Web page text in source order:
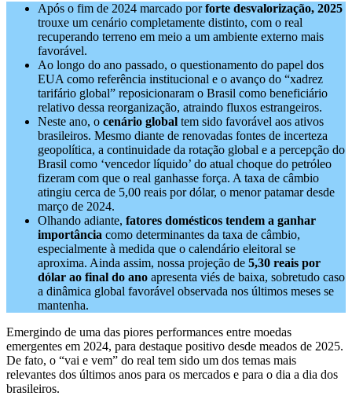
Após o fim de 2024 marcado porforte desvalorização, 2025
trouxe um cenário completamente distinto, com o real
recuperando terreno em meio a um ambiente externo mais
favorável.
Ao longo do ano passado, o questionamento do papel dos
EUA como referência institucional e o avanço do “xadrez
tarifário global” reposicionaram o Brasil como beneficiário
relativo dessa reorganização, atraindo fluxos estrangeiros.
Neste ano, o cenário global tem sido favorável aos ativos
brasileiros. Mesmo diante de renovadas fontes de incerteza
geopolítica, a continuidade da rotação global e a percepção do
Brasil como ‘vencedor líquido’ do atual choque do petróleo
fizeram com que o real ganhasse força. A taxa de câmbio
atingiu cerca de 5,00 reais por dólar, o menor patamar desde
março de 2024.
Olhando adiante, fatores domésticos tendem a ganhar
importância como determinantes da taxa de câmbio,
especialmente à medida que o calendário eleitoral se
aproxima. Ainda assim, nossa projeção de 5,30 reais por
dólar ao final do ano apresenta viés de baixa, sobretudo caso
a dinâmica global favorável observada nos últimos meses se
mantenha.
Emergindo de uma das piores performances entre moedas
emergentes em 2024, para destaque positivo desde meados de 2025.
De fato, o “vai e vem” do real tem sido um dos temas mais
relevantes dos últimos anos para os mercados e para o dia a dia dos
brasileiros.